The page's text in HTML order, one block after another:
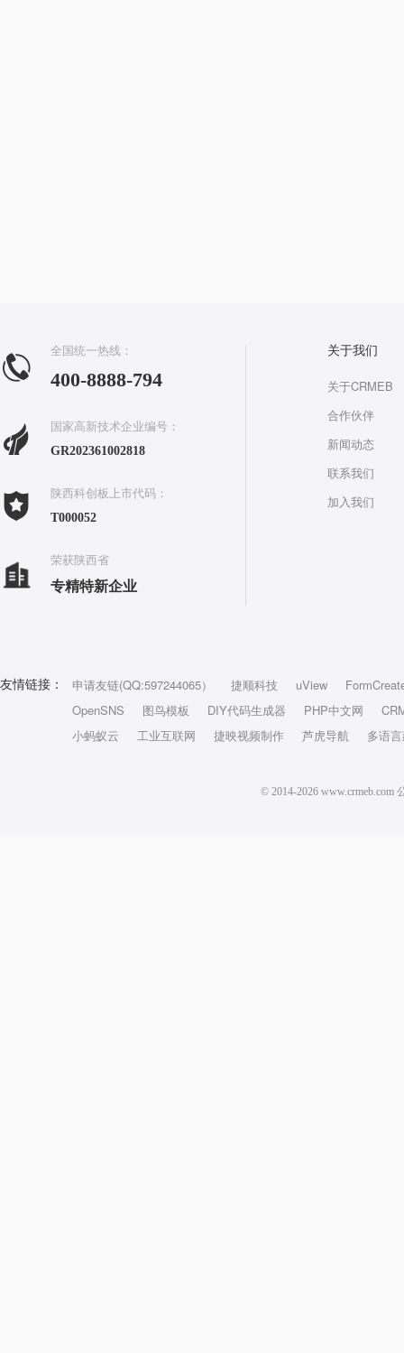
全国统一热线：
400-8888-794
国家高新技术企业编号：
GR202361002818
陕西科创板上市代码：
T000052
荣获陕西省
专精特新企业
关于我们
关于CRMEB
合作伙伴
新闻动态
联系我们
加入我们
友情链接： 申请友链(QQ:597244065） 捷顺科技 uView
OpenSNS
图鸟模板 DIY代码生成器 PHP中文网
小蚂蚁云
工业互联网 捷映视频制作 芦虎导航 多语
© 2014-2026